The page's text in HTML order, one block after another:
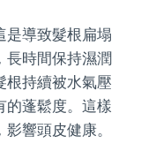
是導致髮根扁塌
長時間保持濕潤
根持續被水氣壓
的蓬鬆度。這樣
響頭皮健康。